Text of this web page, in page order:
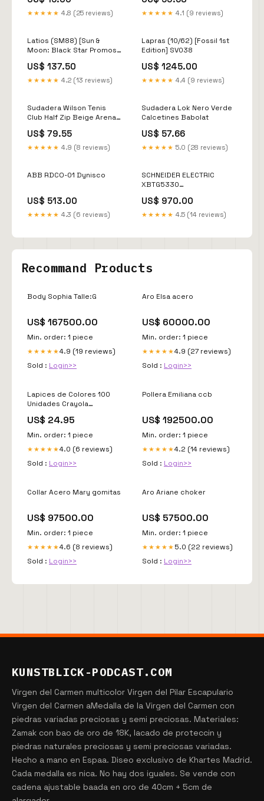
★★★★★ 4.8 (25 reviews) ★★★★★ 4.1 (9 reviews)
Latios (SM88) [Sun &
Moon: Black Star Promos]
US$ 137.50
★★★★★ 4.2 (13 reviews)
Lapras (10/62) [Fossil 1st
Edition] SV038
US$ 1245.00
★★★★★ 4.4 (9 reviews)
Sudadera Wilson Tenis
Club Half Zip Beige Arena
US$ 79.55
★★★★★ 4.9 (8 reviews)
Sudadera Lok Nero Verde
Calcetines Babolat
US$ 57.66
★★★★★ 5.0 (28 reviews)
ABB RDCO-01 Dynisco
US$ 513.00
★★★★★ 4.3 (6 reviews)
SCHNEIDER ELECTRIC
XBTG5330
US$ 970.00
★★★★★ 4.5 (14 reviews)
Recommand Products
Body Sophia Talle:G
US$ 167500.00
Min. order: 1 piece
★★★★★4.9 (19 reviews)
Sold : Login>>
Aro Elsa acero
US$ 60000.00
Min. order: 1 piece
★★★★★4.9 (27 reviews)
Sold : Login>>
Lapices de Colores 100
Unidades Crayola
US$ 24.95
Min. order: 1 piece
★★★★★4.0 (6 reviews)
Sold : Login>>
Pollera Emiliana ccb
US$ 192500.00
Min. order: 1 piece
★★★★★4.2 (14 reviews)
Sold : Login>>
Collar Acero Mary gomitas
US$ 97500.00
Min. order: 1 piece
★★★★★4.6 (8 reviews)
Sold : Login>>
Aro Ariane choker
US$ 57500.00
Min. order: 1 piece
★★★★★ 5.0 (22 reviews)
Sold : Login>>
KUNSTBLICK-PODCAST.COM
Virgen del Carmen multicolor Virgen del Pilar Escapulario
Virgen del Carmen aMedalla de la Virgen del Carmen con
piedras variadas preciosas y semi preciosas. Materiales:
Zamak con bao de oro de 18K, lacado de proteccin y
piedras naturales preciosas y semi preciosas variadas.
Hecho a mano en Espaa. Diseo exclusivo de Khartes Madrid.
Cada medalla es nica. No hay dos iguales. Se vende con
cadena ajustable baada en oro de 40cm + 5cm de